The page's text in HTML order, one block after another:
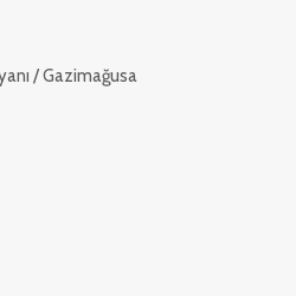
/ Gazimağusa